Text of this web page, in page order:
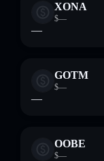
XONA
$—
—
GOTM
$—
—
OOBE
$—